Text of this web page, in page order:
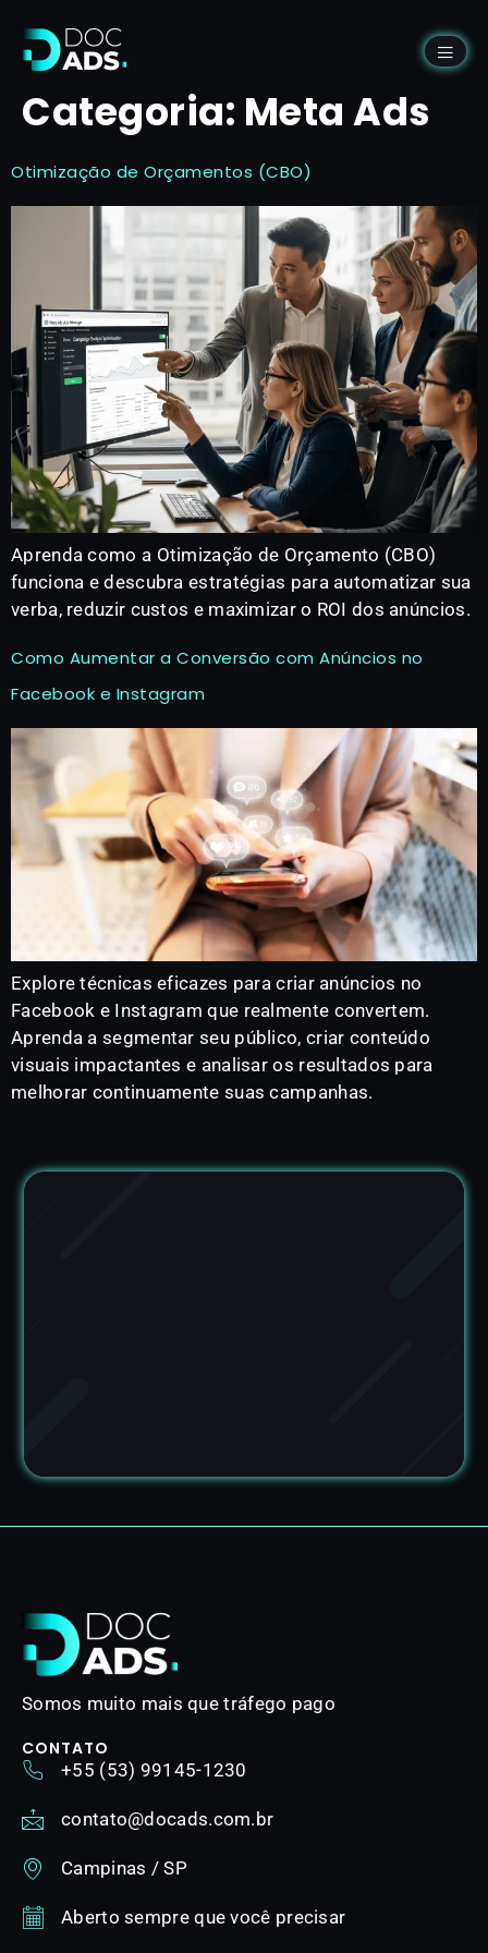
Categoria: Meta Ads
Otimização de Orçamentos (CBO)
Aprenda como a Otimização de Orçamento (CBO)
funciona e descubra estratégias para automatizar sua
verba, reduzir custos e maximizar o ROI dos anúncios.
Como Aumentar a Conversão com Anúncios no
Facebook e Instagram
Explore técnicas eficazes para criar anúncios no
Facebook e Instagram que realmente convertem.
Aprenda a segmentar seu público, criar conteúdo
visuais impactantes e analisar os resultados para
melhorar continuamente suas campanhas.
Somos muito mais que tráfego pago
CONTATO
+55 (53) 99145-1230
contato@docads.com.br
Campinas / SP
Aberto sempre que você precisar